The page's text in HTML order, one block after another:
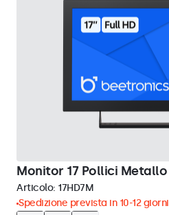
Monitor 17 Pollici Metallo
Articolo: 17HD7M
Spedizione prevista in 10-12 giorni